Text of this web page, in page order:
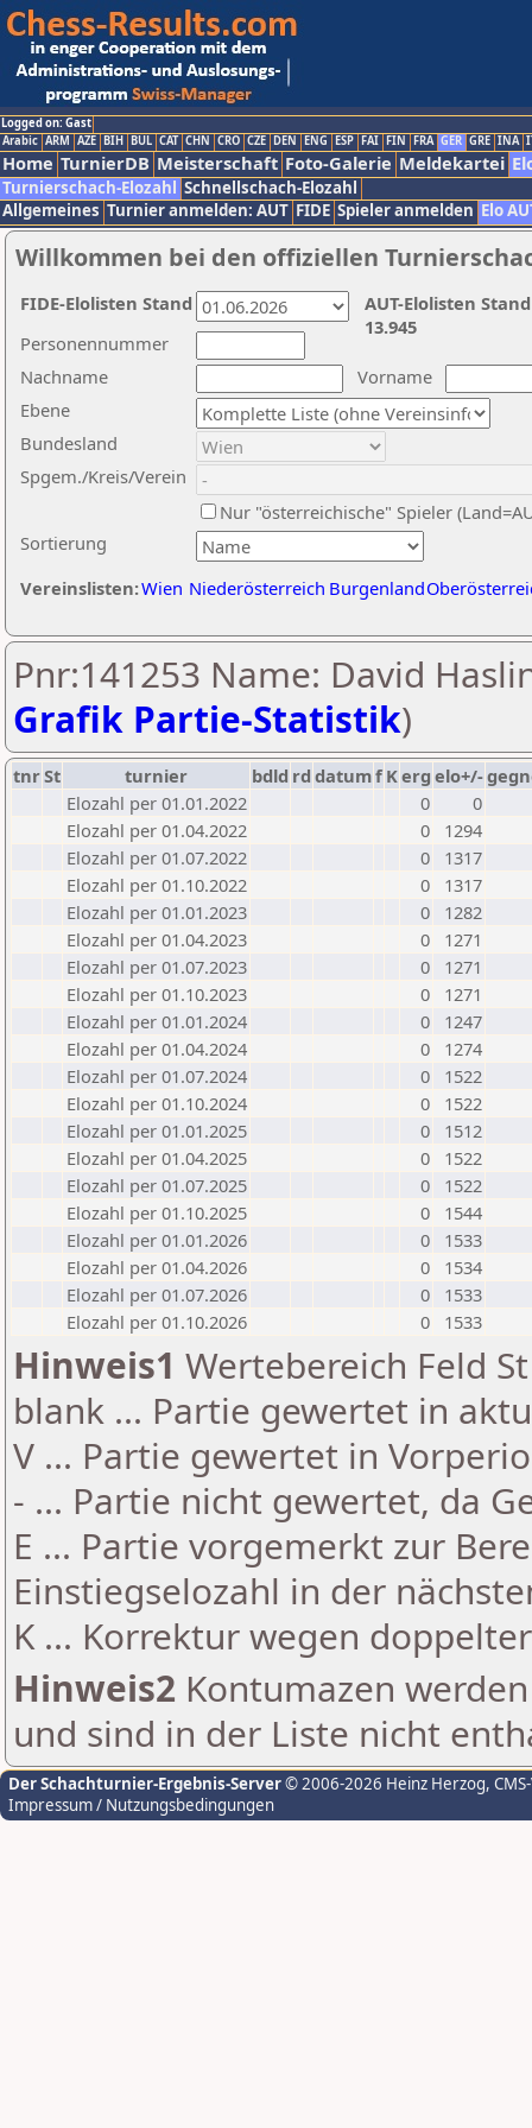
Logged on: Gast
Arabic ARM AZE BIH BUL CAT CHN CRO CZE DEN ENG ESP FAI FIN FRA GER GRE INA
Home TurnierDB Meisterschaft Foto-Galerie Meldekartei
Turnierschach-Elozahl Schnellschach-Elozahl
Allgemeines Turnier anmelden: AUT FIDE Spieler anmelden Elo
Willkommen bei den offiziellen
Nachname
Vorname
Ebene
Sortierung
Personennummer
Bundesland
Spgem./Kreis/Verein
Nur "österreichische" Spieler
Vereinslisten:Wien Niederösterreich Burgenland
AUT-Elolisten
13.945
FIDE-Elolisten Stand
Pnr:141253 Name: David
Grafik Partie-Statistik)
tnrSt turnier bdld rd datumf Kerg elo+/-
Elozahl per 01.01.2022
0
0
Elozahl per 01.04.2022
0
1294
Elozahl per 01.07.2022
0
1317
Elozahl per 01.10.2022
0
1317
Elozahl per 01.01.2023
0
1282
Elozahl per 01.04.2023
0
1271
Elozahl per 01.07.2023
0
1271
Elozahl per 01.10.2023
0
1271
Elozahl per 01.01.2024
0
1247
Elozahl per 01.04.2024
0
1274
Elozahl per 01.07.2024
0
1522
Elozahl per 01.10.2024
0
1522
Elozahl per 01.01.2025
0
1512
Elozahl per 01.04.2025
0
1522
Elozahl per 01.07.2025
0
1522
Elozahl per 01.10.2025
0
1544
Elozahl per 01.01.2026
0
1533
Elozahl per 01.04.2026
0
1534
Elozahl per 01.07.2026
0
1533
Elozahl per 01.10.2026
0 1533
Hinweis1 Wertebereich Feld
blank ... Partie gewertet in
V ... Partie gewertet in
- ... Partie nicht gewertet, da
E ... Partie vorgemerkt zur
Einstiegselozahl in der
K ... Korrektur wegen
Hinweis2 Kontumazen
und sind in der Liste nicht
Der Schachturnier-Ergebnis-Server© 2006-2026 Heinz Herzog,
Impressum / Nutzungsbedingungen